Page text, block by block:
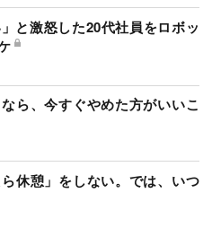
と激怒した20代社員をロボッ
ら、今すぐやめた方がいいこ
休憩」をしない。では、いつ